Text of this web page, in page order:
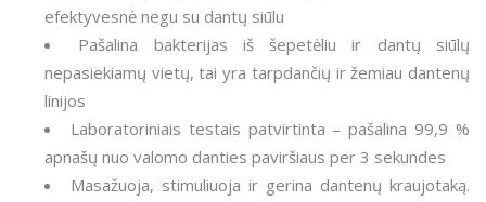
efektyvesnė negu su dantų siūlu
Pašalina bakterijas iš šepetėliu ir dantų siūlų
nepasiekiamų vietų, tai yra tarpdančių ir žemiau dantenų
linijos
Laboratoriniais testais patvirtinta – pašalina 99,9 %
apnašų nuo valomo danties paviršiaus per 3 sekundes
Masažuoja, stimuliuoja ir gerina dantenų kraujotaką.